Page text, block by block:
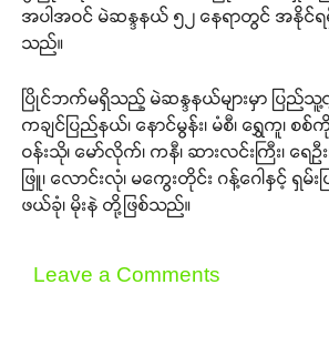
အပါအဝင် မဲဆန္ဒနယ် ၅၂ နေရာတွင် အနိုင်ရ
သည်။
ပြိုင်ဘက်မရှိသည့် မဲဆန္ဒနယ်များမှာ ပြ
ကချင်ပြည်နယ်၊ နောင်မွန်း၊ မံစီ၊ ရွှေကူ၊ စစ်
ဝန်းသို၊ မော်လိုက်၊ ကနီ၊ ဆားလင်းကြီး၊ ရေဦ
ဖြူ၊ လောင်းလုံ၊ မကွေးတိုင်း ဂန့်ဂေါနှင့် ရှမ်
ဖယ်ခုံ၊ မိုးနဲ တို့ဖြစ်သည်။
Leave a Comments